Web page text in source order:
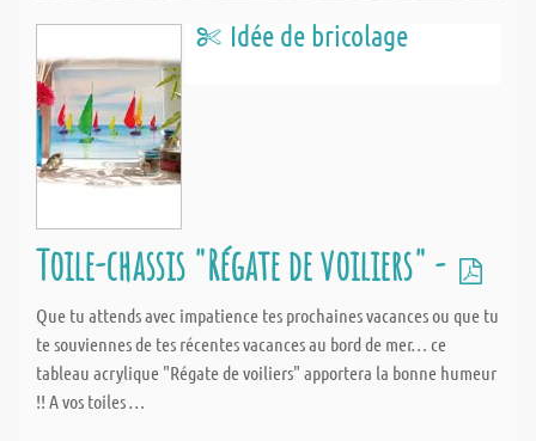
Idée de bricolage
Toile-chassis "Régate de voiliers" -
Que tu attends avec impatience tes prochaines vacances ou que tu
te souviennes de tes récentes vacances au bord de mer… ce
tableau acrylique "Régate de voiliers" apportera la bonne humeur
!! A vos toiles …